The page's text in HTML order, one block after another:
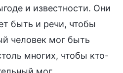
и известности. Они
быть и речи, чтобы
человек мог быть
многих, чтобы кто-